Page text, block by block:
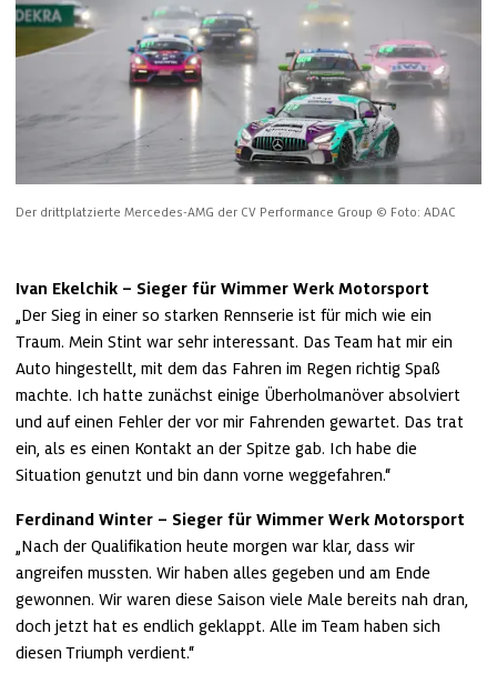
Der drittplatzierte Mercedes-AMG der CV Performance Group © Foto: ADAC
Ivan Ekelchik – Sieger für Wimmer Werk Motorsport
„Der Sieg in einer so starken Rennserie ist für mich wie ein
Traum. Mein Stint war sehr interessant. Das Team hat mir ein
Auto hingestellt, mit dem das Fahren im Regen richtig Spaß
machte. Ich hatte zunächst einige Überholmanöver absolviert
und auf einen Fehler der vor mir Fahrenden gewartet. Das trat
ein, als es einen Kontakt an der Spitze gab. Ich habe die
Situation genutzt und bin dann vorne weggefahren.“
Ferdinand Winter – Sieger für Wimmer Werk Motorsport
„Nach der Qualifikation heute morgen war klar, dass wir
angreifen mussten. Wir haben alles gegeben und am Ende
gewonnen. Wir waren diese Saison viele Male bereits nah dran,
doch jetzt hat es endlich geklappt. Alle im Team haben sich
diesen Triumph verdient.“